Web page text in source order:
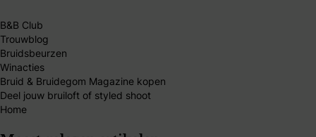
B&B Club
Trouwblog
Bruidsbeurzen
Winacties
Bruid & Bruidegom Magazine kopen
Deel jouw bruiloft of styled shoot
Home